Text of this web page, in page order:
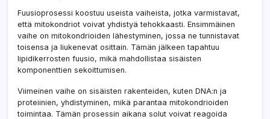
Fuusioprosessi koostuu useista vaiheista, jotka varmistavat,
että mitokondriot voivat yhdistyä tehokkaasti. Ensimmäinen
vaihe on mitokondrioiden lähestyminen, jossa ne tunnistavat
toisensa ja liukenevat osittain. Tämän jälkeen tapahtuu
lipidikerrosten fuusio, mikä mahdollistaa sisäisten
komponenttien sekoittumisen.
Viimeinen vaihe on sisäisten rakenteiden, kuten DNA:n ja
proteiinien, yhdistyminen, mikä parantaa mitokondrioiden
toimintaa. Tämän prosessin aikana solut voivat reagoida